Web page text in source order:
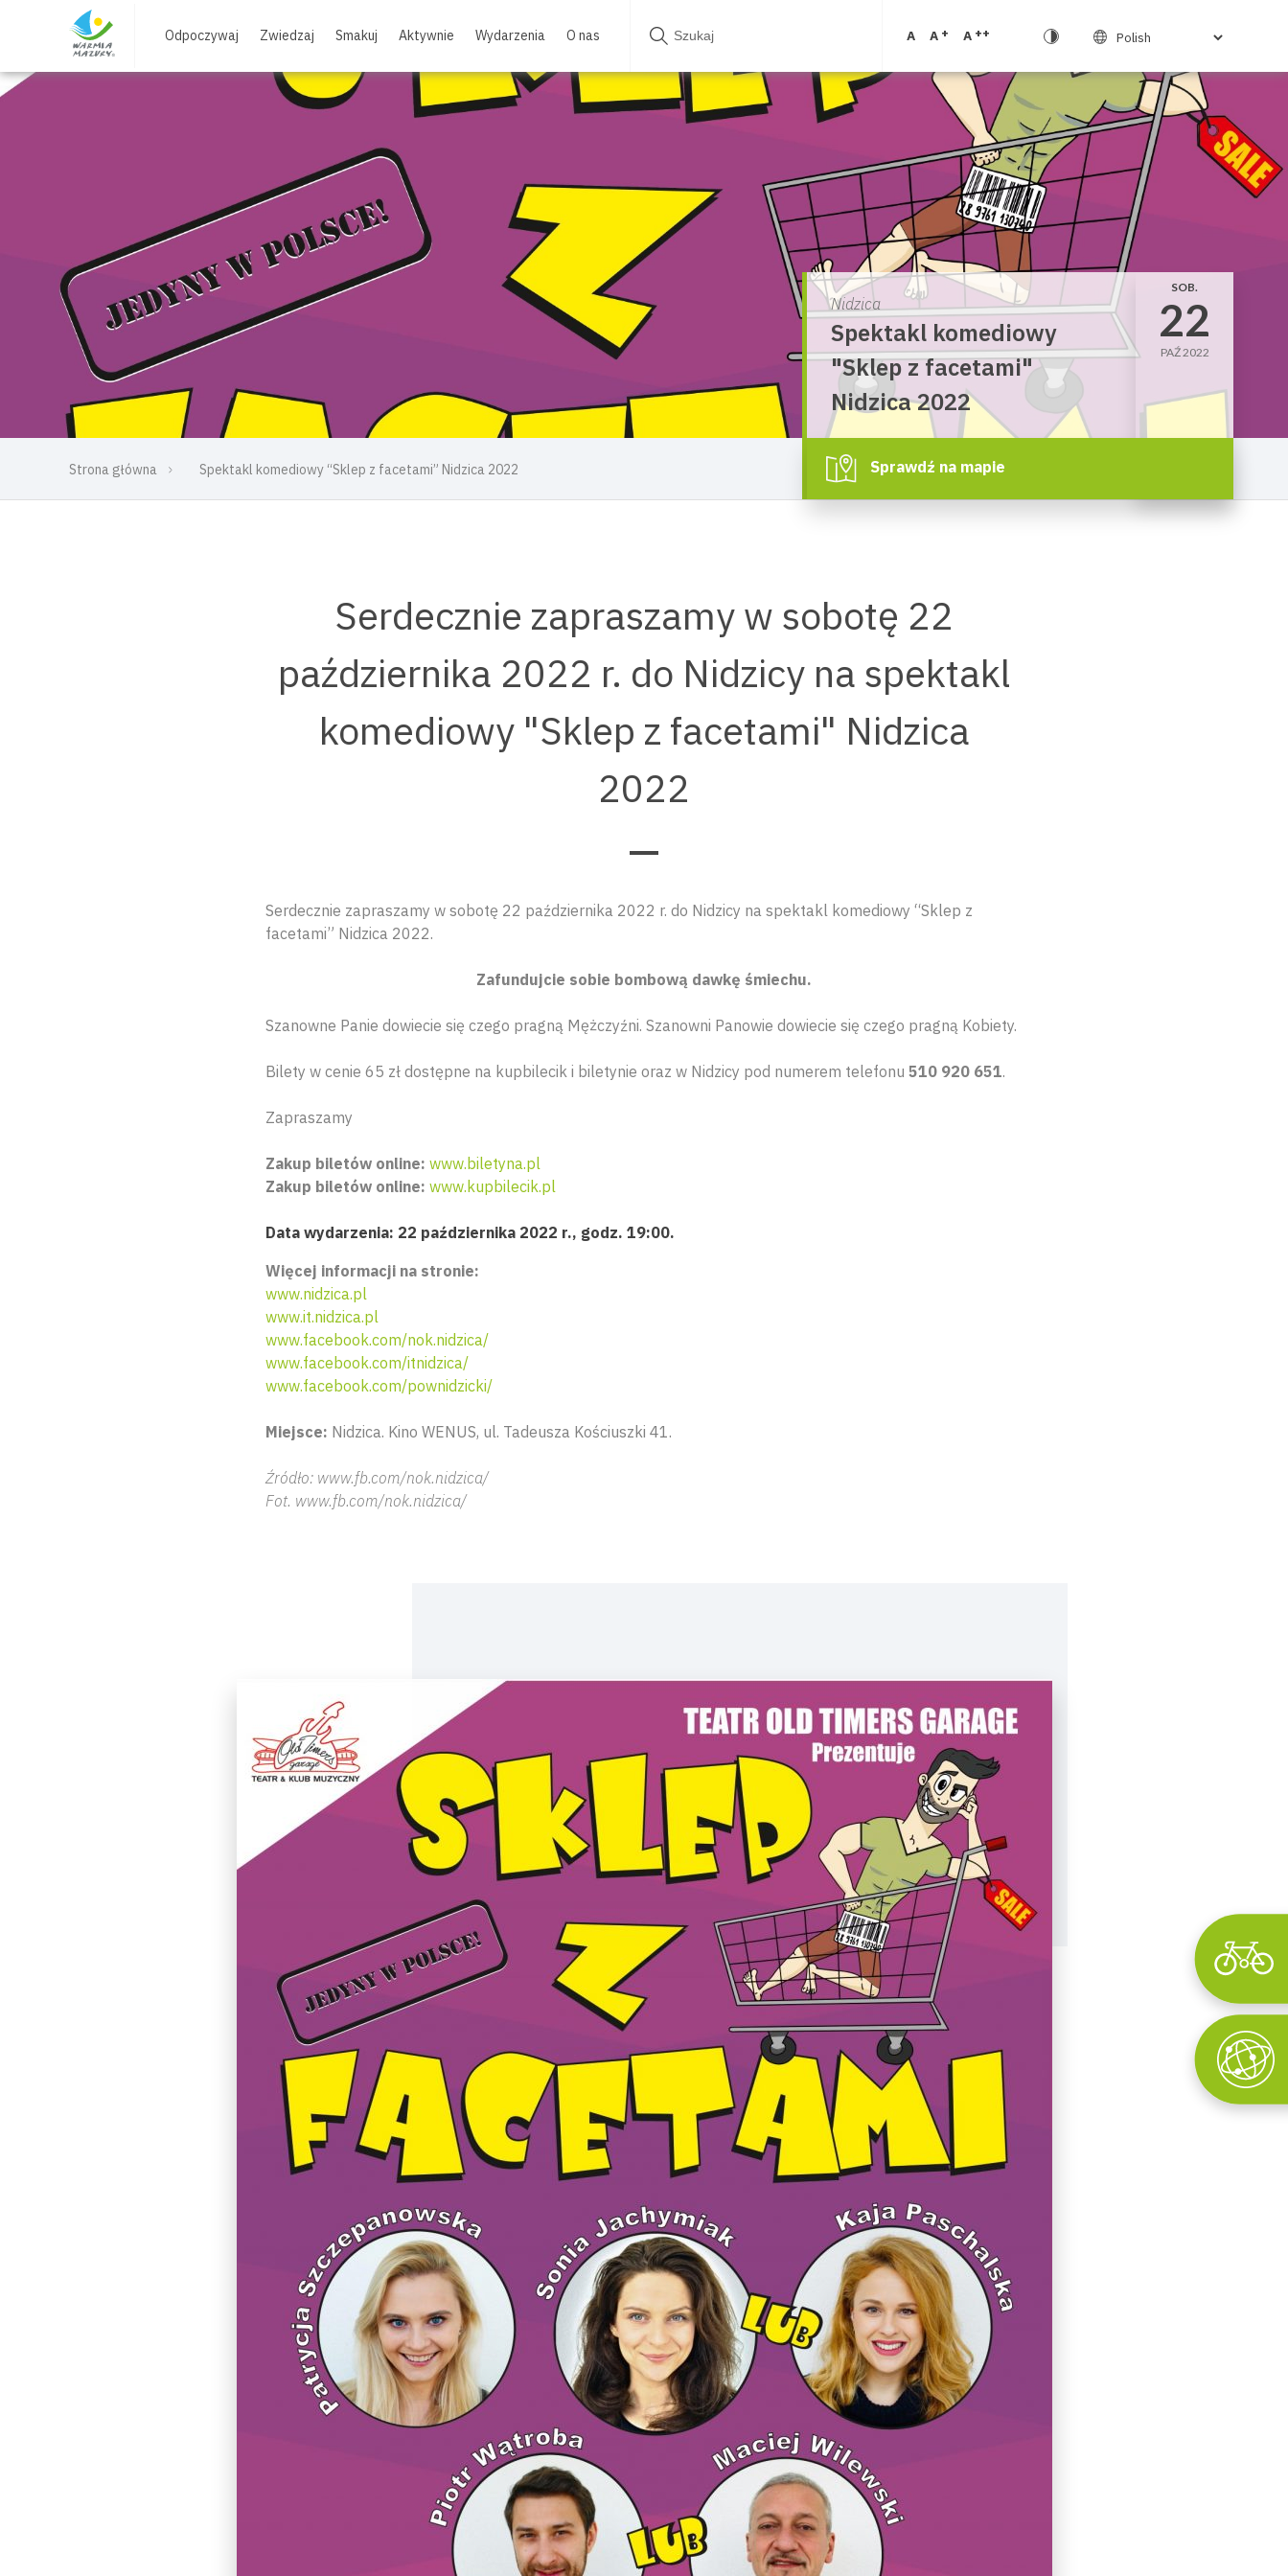
Odpoczywaj Zwiedzaj Smakuj Aktywnie Wydarzenia O nas A A + A ++
Strona główna Spektakl komediowy “Sklep z facetami” Nidzica 2022
Nidzica
Spektakl komediowy
"Sklep z facetami"
Nidzica 2022
SOB.
22
PAŹ 2022
Sprawdź na mapie
Serdecznie zapraszamy w sobotę 22
października 2022 r. do Nidzicy na spektakl
komediowy "Sklep z facetami" Nidzica
2022
Serdecznie zapraszamy w sobotę 22 października 2022 r. do Nidzicy na spektakl komediowy “Sklep z
facetami” Nidzica 2022.
Zafundujcie sobie bombową dawkę śmiechu.
Szanowne Panie dowiecie się czego pragną Mężczyźni. Szanowni Panowie dowiecie się czego pragną Kobiety.
Bilety w cenie 65 zł dostępne na kupbilecik i biletynie oraz w Nidzicy pod numerem telefonu 510 920 651.
Zapraszamy
Zakup biletów online: www.biletyna.pl
Zakup biletów online: www.kupbilecik.pl
Data wydarzenia: 22 października 2022 r., godz. 19:00.
Więcej informacji na stronie:
www.nidzica.pl
www.it.nidzica.pl
www.facebook.com/nok.nidzica/
www.facebook.com/itnidzica/
www.facebook.com/pownidzicki/
Miejsce: Nidzica. Kino WENUS, ul. Tadeusza Kościuszki 41.
Źródło: www.fb.com/nok.nidzica/
Fot. www.fb.com/nok.nidzica/
Wyszukaj